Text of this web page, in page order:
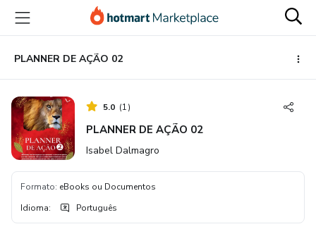
para
conteúdo
principal
para
pagamento
para
rodapé
PLANNER DE AÇÃO 02
5.0 (1)
PLANNER DE AÇÃO 02
Isabel Dalmagro
Formato: eBooks ou Documentos
Idioma: Português